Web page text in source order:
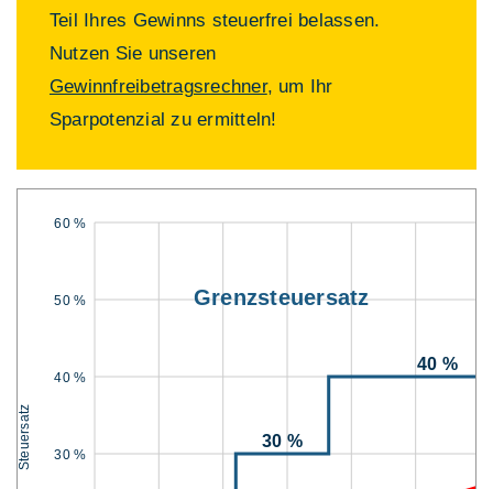
Teil Ihres Gewinns steuerfrei belassen.
Nutzen Sie unseren
Gewinnfreibetragsrechner, um Ihr
Sparpotenzial zu ermitteln!
30 %
40 %
50 %
60 %
Grenzsteuersatz
30 %
40 %
Steuersatz